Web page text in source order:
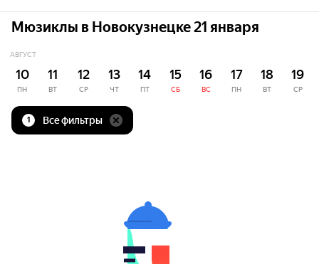
Мюзиклы в Новокузнецке 21 января
АВГУСТ
10
ПН
11
ВТ
12
СР
13
ЧТ
14
ПТ
15
СБ
16
ВС
17
ПН
18
ВТ
19
СР
1 Все фильтры